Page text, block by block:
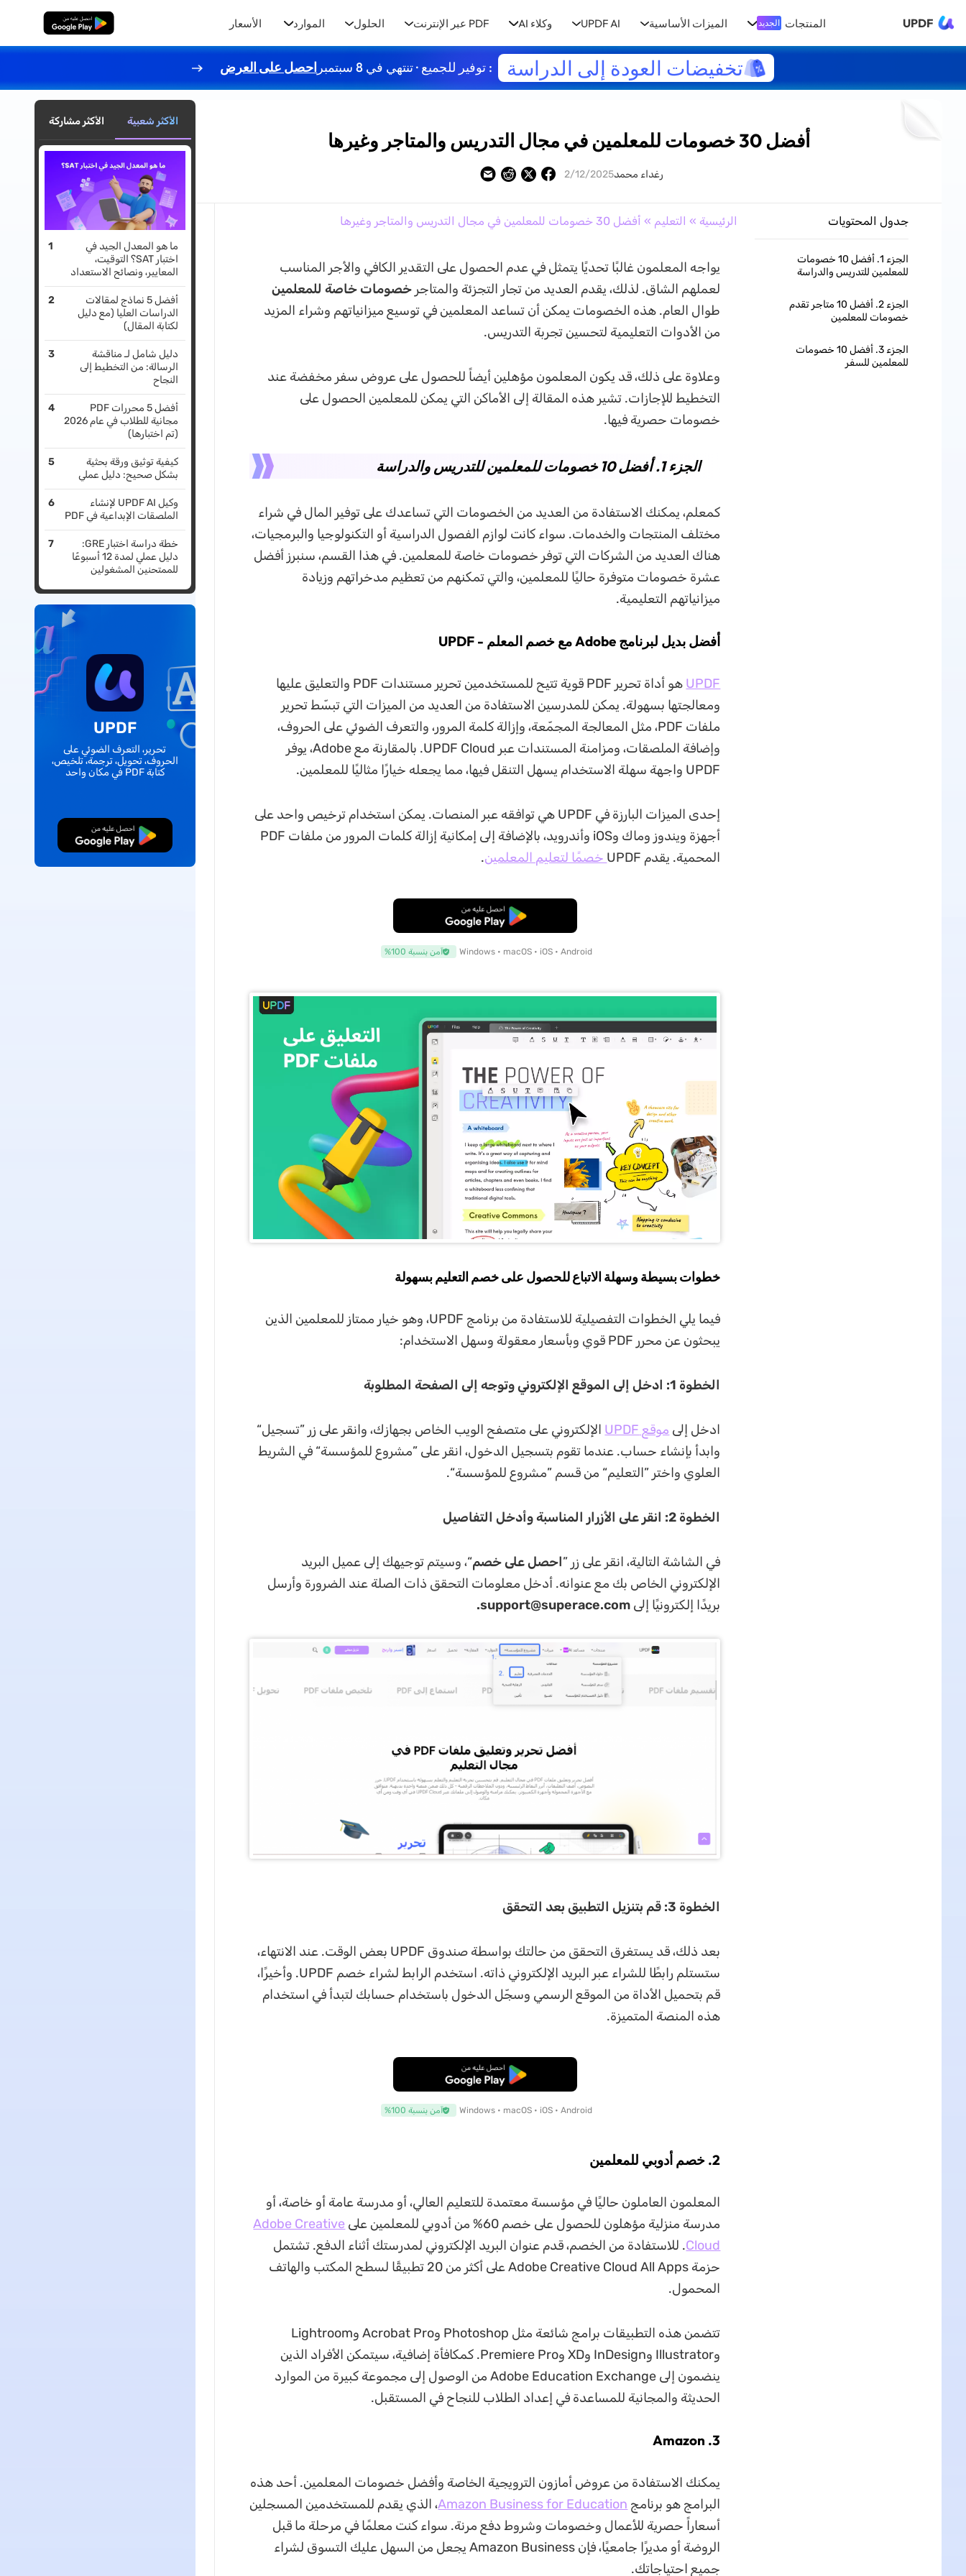
UPDF المنتجات الجديد الميزات الأساسية UPDF AI وكلاء AI PDF عبر الإنترنت الحلول الموارد الأسعار تنزيل مجاني
تخفيضات العودة إلى الدراسة : توفير للجميع · تنتهي في 8 سبتمبر احصل على العرض
أفضل 30 خصومات للمعلمين في مجال التدريس والمتاجر وغيرها
رغداء محمد2/12/2025
جدول المحتويات
الجزء 1. أفضل 10 خصومات
للمعلمين للتدريس والدراسة
الجزء 2. أفضل 10 متاجر تقدم
خصومات للمعلمين
الجزء 3. أفضل 10 خصومات
للمعلمين للسفر
الرئيسية » التعليم » أفضل 30 خصومات للمعلمين في مجال التدريس والمتاجر وغيرها
يواجه المعلمون غالبًا تحديًا يتمثل في عدم الحصول على التقدير الكافي والأجر المناسب
لعملهم الشاق. لذلك، يقدم العديد من تجار التجزئة والمتاجر خصومات خاصة للمعلمين
طوال العام. هذه الخصومات يمكن أن تساعد المعلمين في توسيع ميزانياتهم وشراء المزيد
من الأدوات التعليمية لتحسين تجربة التدريس.
وعلاوة على ذلك، قد يكون المعلمون مؤهلين أيضاً للحصول على عروض سفر مخفضة عند
التخطيط للإجازات. تشير هذه المقالة إلى الأماكن التي يمكن للمعلمين الحصول على
خصومات حصرية فيها.
الجزء 1. أفضل 10 خصومات للمعلمين للتدريس والدراسة
كمعلم، يمكنك الاستفادة من العديد من الخصومات التي تساعدك على توفير المال في شراء
مختلف المنتجات والخدمات. سواء كانت لوازم الفصول الدراسية أو التكنولوجيا والبرمجيات،
هناك العديد من الشركات التي توفر خصومات خاصة للمعلمين. في هذا القسم، سنبرز أفضل
عشرة خصومات متوفرة حاليًا للمعلمين، والتي تمكنهم من تعظيم مدخراتهم وزيادة
ميزانياتهم التعليمية.
أفضل بديل لبرنامج Adobe مع خصم المعلم - UPDF
UPDF
هو أداة تحرير PDF قوية تتيح للمستخدمين تحرير مستندات PDF والتعليق عليها
ومعالجتها بسهولة. يمكن للمدرسين الاستفادة من العديد من الميزات التي تبسّط تحرير
ملفات PDF، مثل المعالجة المجمّعة، وإزالة كلمة المرور، والتعرف الضوئي على الحروف،
وإضافة الملصقات، ومزامنة المستندات عبر UPDF Cloud. بالمقارنة مع Adobe، يوفر
UPDF واجهة سهلة الاستخدام يسهل التنقل فيها، مما يجعله خيارًا مثاليًا للمعلمين.
إحدى الميزات البارزة في UPDF هي توافقه عبر المنصات. يمكن استخدام ترخيص واحد على
أجهزة ويندوز وماك وiOS وأندرويد، بالإضافة إلى إمكانية إزالة كلمات المرور من ملفات PDF
المحمية. يقدم UPDF
خصمًا لتعليم المعلمين.
تنزيل مجاني
Windows • macOS • iOS • Android آمن بنسبة 100%
خطوات بسيطة وسهلة الاتباع للحصول على خصم التعليم بسهولة
فيما يلي الخطوات التفصيلية للاستفادة من برنامج UPDF، وهو خيار ممتاز للمعلمين الذين
يبحثون عن محرر PDF قوي وبأسعار معقولة وسهل الاستخدام:
الخطوة 1: ادخل إلى الموقع الإلكتروني وتوجه إلى الصفحة المطلوبة
ادخل إلى موقع UPDF
الإلكتروني على متصفح الويب الخاص بجهازك، وانقر على زر ”تسجيل“
وابدأ بإنشاء حساب. عندما تقوم بتسجيل الدخول، انقر على ”مشروع للمؤسسة“ في الشريط
العلوي واختر ”التعليم“ من قسم ”مشروع للمؤسسة“.
الخطوة 2: انقر على الأزرار المناسبة وأدخل التفاصيل
في الشاشة التالية، انقر على زر ”احصل على خصم“، وسيتم توجيهك إلى عميل البريد
الإلكتروني الخاص بك مع عنوانه. أدخل معلومات التحقق ذات الصلة عند الضرورة وأرسل
بريدًا إلكترونيًا إلى support@superace.com
.
الخطوة 3: قم بتنزيل التطبيق بعد التحقق
بعد ذلك، قد يستغرق التحقق من حالتك بواسطة صندوق UPDF بعض الوقت. عند الانتهاء،
ستستلم رابطًا للشراء عبر البريد الإلكتروني ذاته. استخدم الرابط لشراء خصم UPDF. وأخيرًا،
قم بتحميل الأداة من الموقع الرسمي وسجّل الدخول باستخدام حسابك لتبدأ في استخدام
هذه المنصة المتميزة.
تنزيل مجاني
Windows • macOS • iOS • Android آمن بنسبة 100%
2. خصم أدوبي للمعلمين
المعلمون العاملون حاليًا في مؤسسة معتمدة للتعليم العالي، أو مدرسة عامة أو خاصة، أو
مدرسة منزلية مؤهلون للحصول على خصم 60% من أدوبي للمعلمين على
Adobe Creative
Cloud. للاستفادة من الخصم، قدم عنوان البريد الإلكتروني لمدرستك أثناء الدفع. تشتمل
حزمة Adobe Creative Cloud All Apps على أكثر من 20 تطبيقًا لسطح المكتب والهاتف
المحمول.
تتضمن هذه التطبيقات برامج شائعة مثل Photoshop وAcrobat Pro وLightroom
وIllustrator وInDesign وXD وPremiere Pro. كمكافأة إضافية، سيتمكن الأفراد الذين
ينضمون إلى Adobe Education Exchange من الوصول إلى مجموعة كبيرة من الموارد
الحديثة والمجانية للمساعدة في إعداد الطلاب للنجاح في المستقبل.
3. Amazon
يمكنك الاستفادة من عروض أمازون الترويجية الخاصة وأفضل خصومات المعلمين. أحد هذه
البرامج هو برنامج Amazon Business for Education، الذي يقدم للمستخدمين المسجلين
أسعاراً حصرية للأعمال وخصومات وشروط دفع مرنة. سواء كنت معلمًا في مرحلة ما قبل
الروضة أو مديرًا جامعيًا، فإن Amazon Business يجعل من السهل عليك التسوق لشراء
جميع احتياجاتك.
الأكثر شعبية الأكثر مشاركة
ما هو المعدل الجيد في
اختبار SAT؟ التوقيت،
المعايير، ونصائح الاستعداد
أفضل 5 نماذج لمقالات
الدراسات العليا (مع دليل
لكتابة المقال)
دليل شامل لـ مناقشة
الرسالة: من التخطيط إلى
النجاح
أفضل 5 محررات PDF
مجانية للطلاب في عام 2026
(تم اختبارها)
كيفية توثيق ورقة بحثية
بشكل صحيح: دليل عملي
وكيل UPDF AI لإنشاء
الملصقات الإبداعية في PDF
خطة دراسة اختبار GRE:
دليل عملي لمدة 12 أسبوعًا
للممتحنين المشغولين
UPDF
تحرير، التعرف الضوئي على
الحروف، تحويل، ترجمة، تلخيص،
كتابة PDF في مكان واحد
تنزيل مجاني